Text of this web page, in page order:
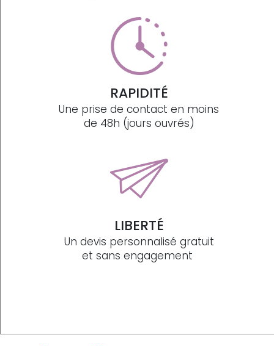
RAPIDITÉ
Une prise de contact en moins
de 48h (jours ouvrés)
LIBERTÉ
Un devis personnalisé gratuit
et sans engagement